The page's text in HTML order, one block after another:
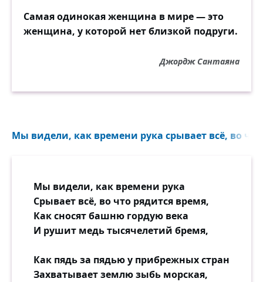
Самая одинокая женщина в мире — это
женщина, у которой нет близкой подруги.
Джордж Сантаяна
Мы видели, как времени рука срывает всё, во
Мы видели, как времени рука
Срывает всё, во что рядится время,
Как сносят башню гордую века
И рушит медь тысячелетий бремя,
Как пядь за пядью у прибрежных стран
Захватывает землю зыбь морская,